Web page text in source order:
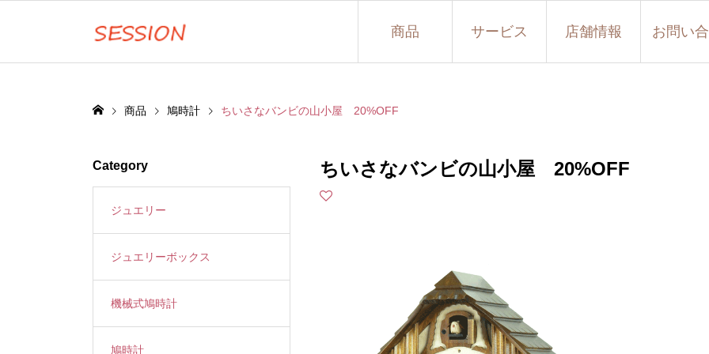
商品 サービス 店舗情報 お問い
商品 鳩時計 ちいさなバンビの山小屋 20%OFF
ちいさなバンビの山小屋 20%OFF
Category
ジュエリー
ジュエリーボックス
機械式鳩時計
鳩時計